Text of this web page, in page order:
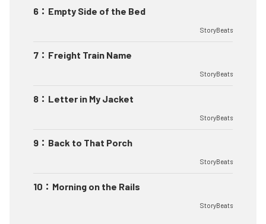
6 ： Empty Side of the Bed
StoryBeats
7 ： Freight Train Name
StoryBeats
8 ： Letter in My Jacket
StoryBeats
9 ： Back to That Porch
StoryBeats
10 ： Morning on the Rails
StoryBeats